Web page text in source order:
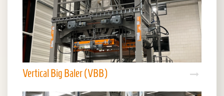
Vertical Big Baler (VBB)